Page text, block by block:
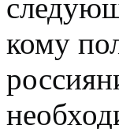
кому